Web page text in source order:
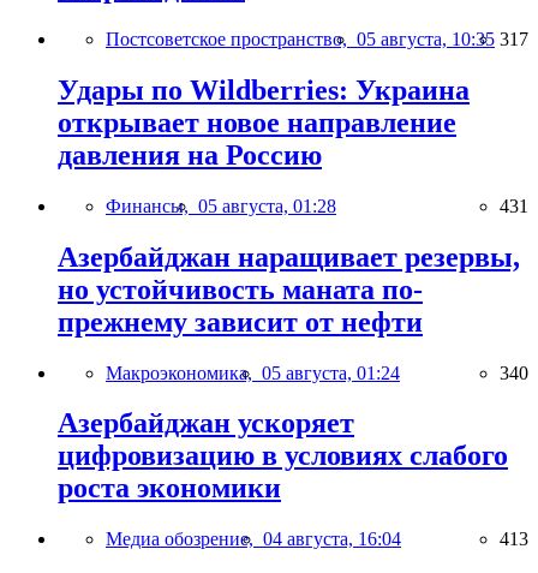
Постсоветское пространство, 05 августа, 10:35 317
Удары по Wildberries: Украина
открывает новое направление
давления на Россию
Финансы, 05 августа, 01:28 431
Азербайджан наращивает резервы,
но устойчивость маната по-
прежнему зависит от нефти
Макроэкономика, 05 августа, 01:24 340
Азербайджан ускоряет
цифровизацию в условиях слабого
роста экономики
Медиа обозрение, 04 августа, 16:04 413